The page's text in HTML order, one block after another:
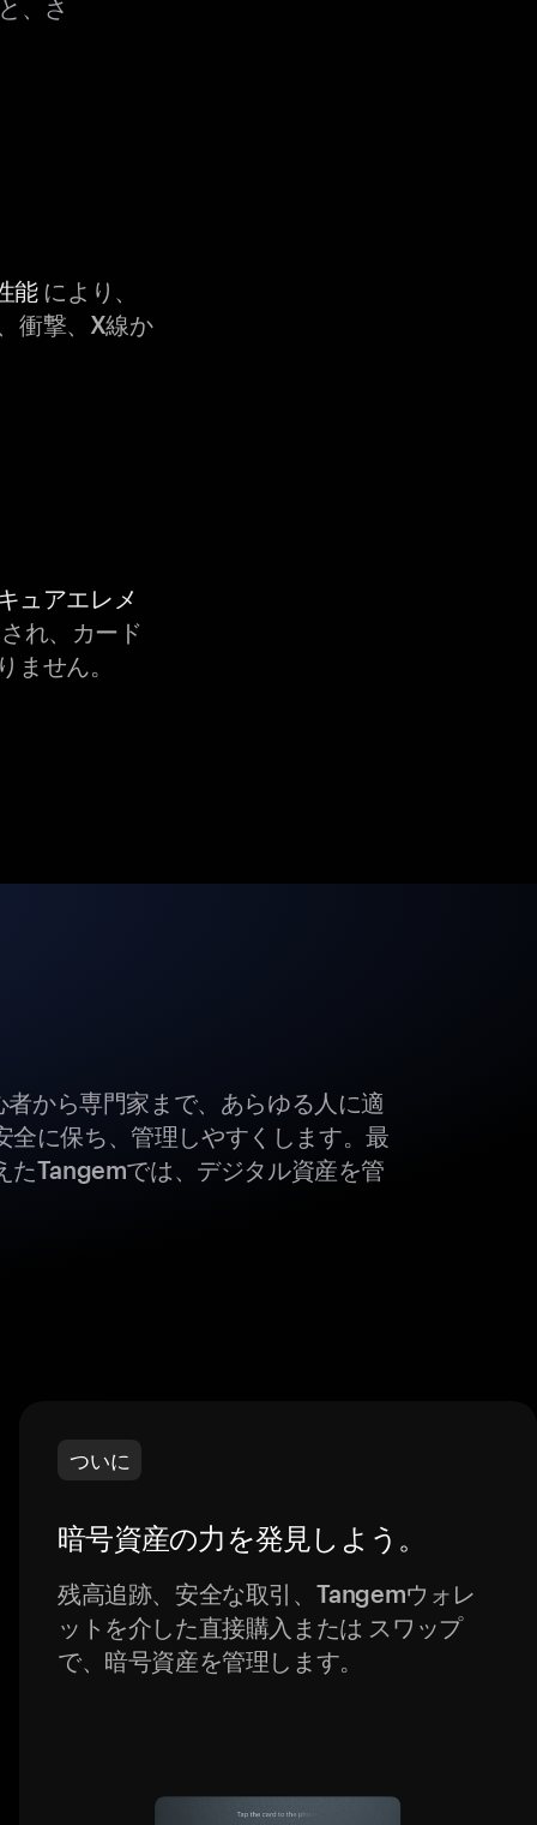
、さ
能により、
衝撃、X線か
ュアエレメ
れ、カード
ません。
から専門家まで、あらゆる人に適
全に保ち、管理しやすくします。最
たTangemでは、デジタル資産を管
ついに
暗号資産の力を発見しよう。
残高追跡、安全な取引、Tangemウォレ
ットを介した直接購入または スワップ
で、暗号資産を管理します。